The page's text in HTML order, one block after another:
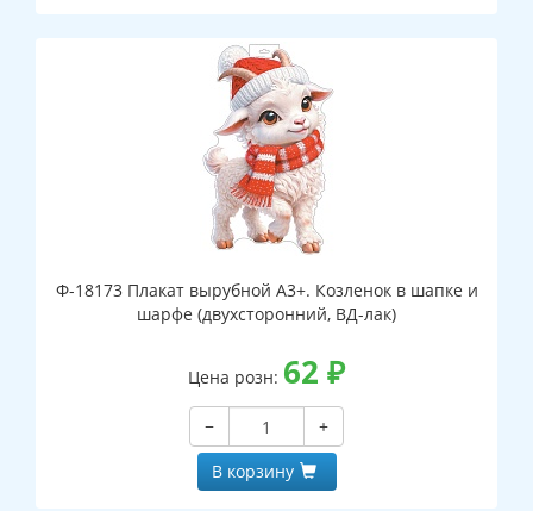
Ф-18173 Плакат вырубной А3+. Козленок в шапке и
шарфе (двухсторонний, ВД-лак)
Цена розн: 62 ₽
−
+
В корзину